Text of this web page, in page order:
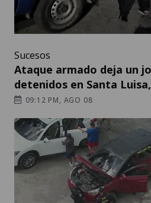
Sucesos
Ataque armado deja un
detenidos en Santa
09:12 PM, AGO 08